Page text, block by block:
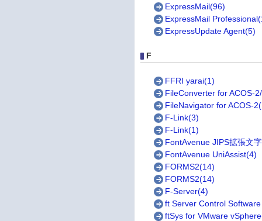
ExpressMail(96)
ExpressMail
ExpressUpdate Agent(5)
F
FFRI yarai(1)
FileConverter for ACOS-
FileNavigator for ACOS-
F-Link(3)
F-Link(1)
FontAvenue JIPS拡張文
FontAvenue UniAssist(4)
FORMS2(14)
FORMS2(14)
F-Server(4)
ft Server Control
ftSys for VMware